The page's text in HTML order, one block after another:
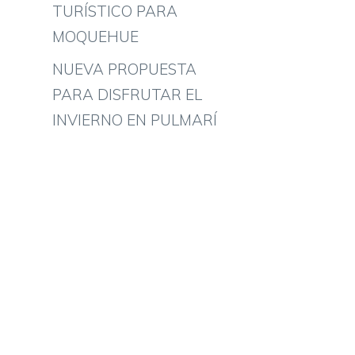
TURÍSTICO PARA
MOQUEHUE
NUEVA PROPUESTA
PARA DISFRUTAR EL
INVIERNO EN PULMARÍ